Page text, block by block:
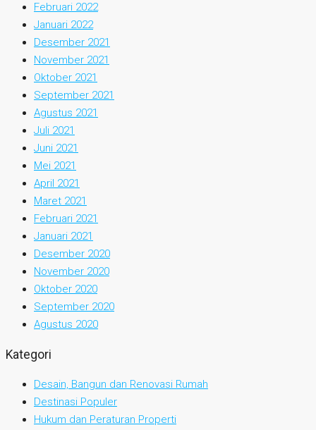
Februari 2022
Januari 2022
Desember 2021
November 2021
Oktober 2021
September 2021
Agustus 2021
Juli 2021
Juni 2021
Mei 2021
April 2021
Maret 2021
Februari 2021
Januari 2021
Desember 2020
November 2020
Oktober 2020
September 2020
Agustus 2020
Kategori
Desain, Bangun dan Renovasi Rumah
Destinasi Populer
Hukum dan Peraturan Properti